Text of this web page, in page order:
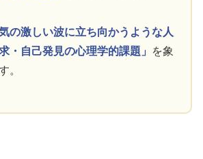
気の激しい波に立ち向かうような人
・自己発見の心理学的課題」
を象
。